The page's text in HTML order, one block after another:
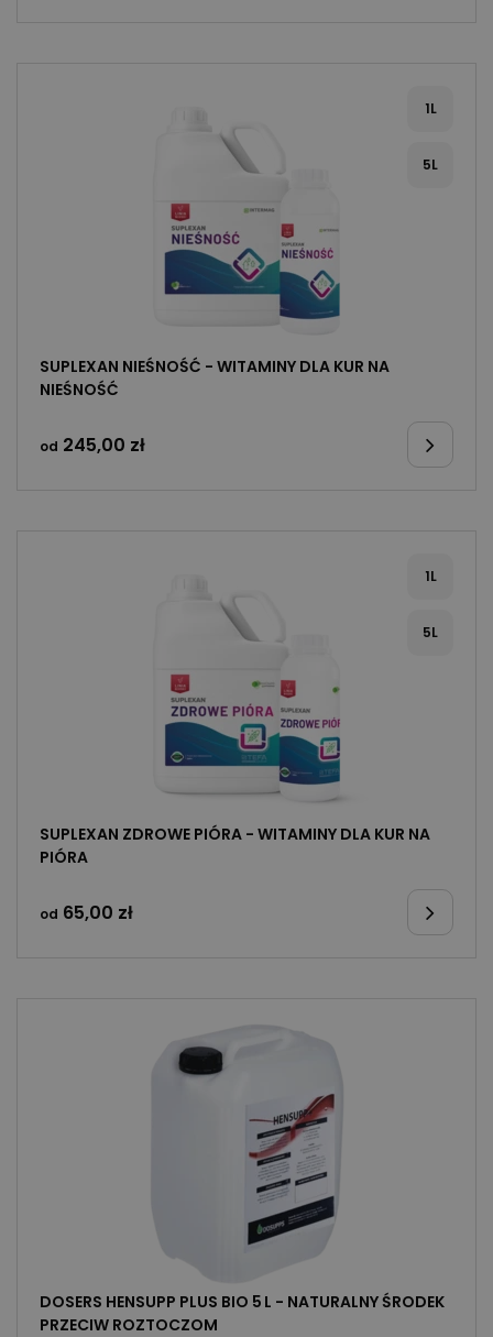
1L
5L
SUPLEXAN NIEŚNOŚĆ - WITAMINY DLA KUR NA
NIEŚNOŚĆ
od 245,00 zł
1L
5L
SUPLEXAN ZDROWE PIÓRA - WITAMINY DLA KUR NA
PIÓRA
od 65,00 zł
DOSERS HENSUPP PLUS BIO 5 L - NATURALNY ŚRODEK
PRZECIW ROZTOCZOM